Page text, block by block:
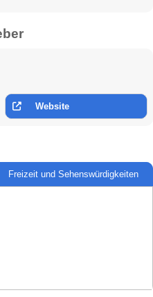
Website
Freizeit und Sehenswürdigkeiten